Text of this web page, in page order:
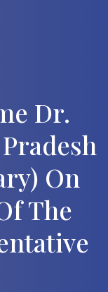
Dr.
On
The